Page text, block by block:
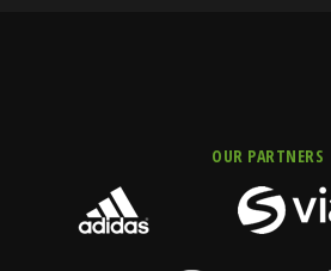
OUR PARTNERS